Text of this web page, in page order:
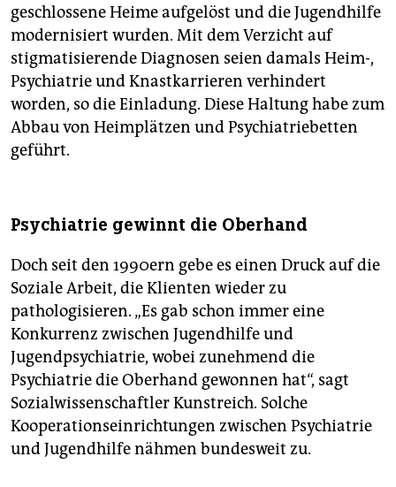
geschlossene Heime aufgelöst und die Jugendhilfe
modernisiert wurden. Mit dem Verzicht auf
stigmatisierende ­Diagnosen seien damals Heim-,
Psychia­trie und Knastkarrieren verhindert
worden, so die Einladung. Diese Haltung habe zum
Abbau von Heimplätzen und Psychiatriebetten
geführt.
Psychiatrie gewinnt die Oberhand
Doch seit den 1990ern gebe es einen Druck auf die
Soziale Arbeit, die Klienten wieder zu
pathologisieren. „Es gab schon immer eine
Konkurrenz zwischen Jugendhilfe und
Jugendpsychiatrie, wobei zunehmend die
Psychiatrie die Oberhand gewonnen hat“, sagt
Sozialwissenschaftler Kunstreich. Solche
Kooperationseinrichtungen zwischen Psychiatrie
und Jugendhilfe nähmen bundesweit zu.